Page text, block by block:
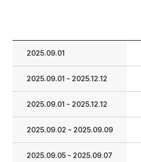
2025.09.01
2025.09.01 ~ 2025.12.12
2025.09.01 ~ 2025.12.12
2025.09.02 ~ 2025.09.09
2025.09.05 ~ 2025.09.07